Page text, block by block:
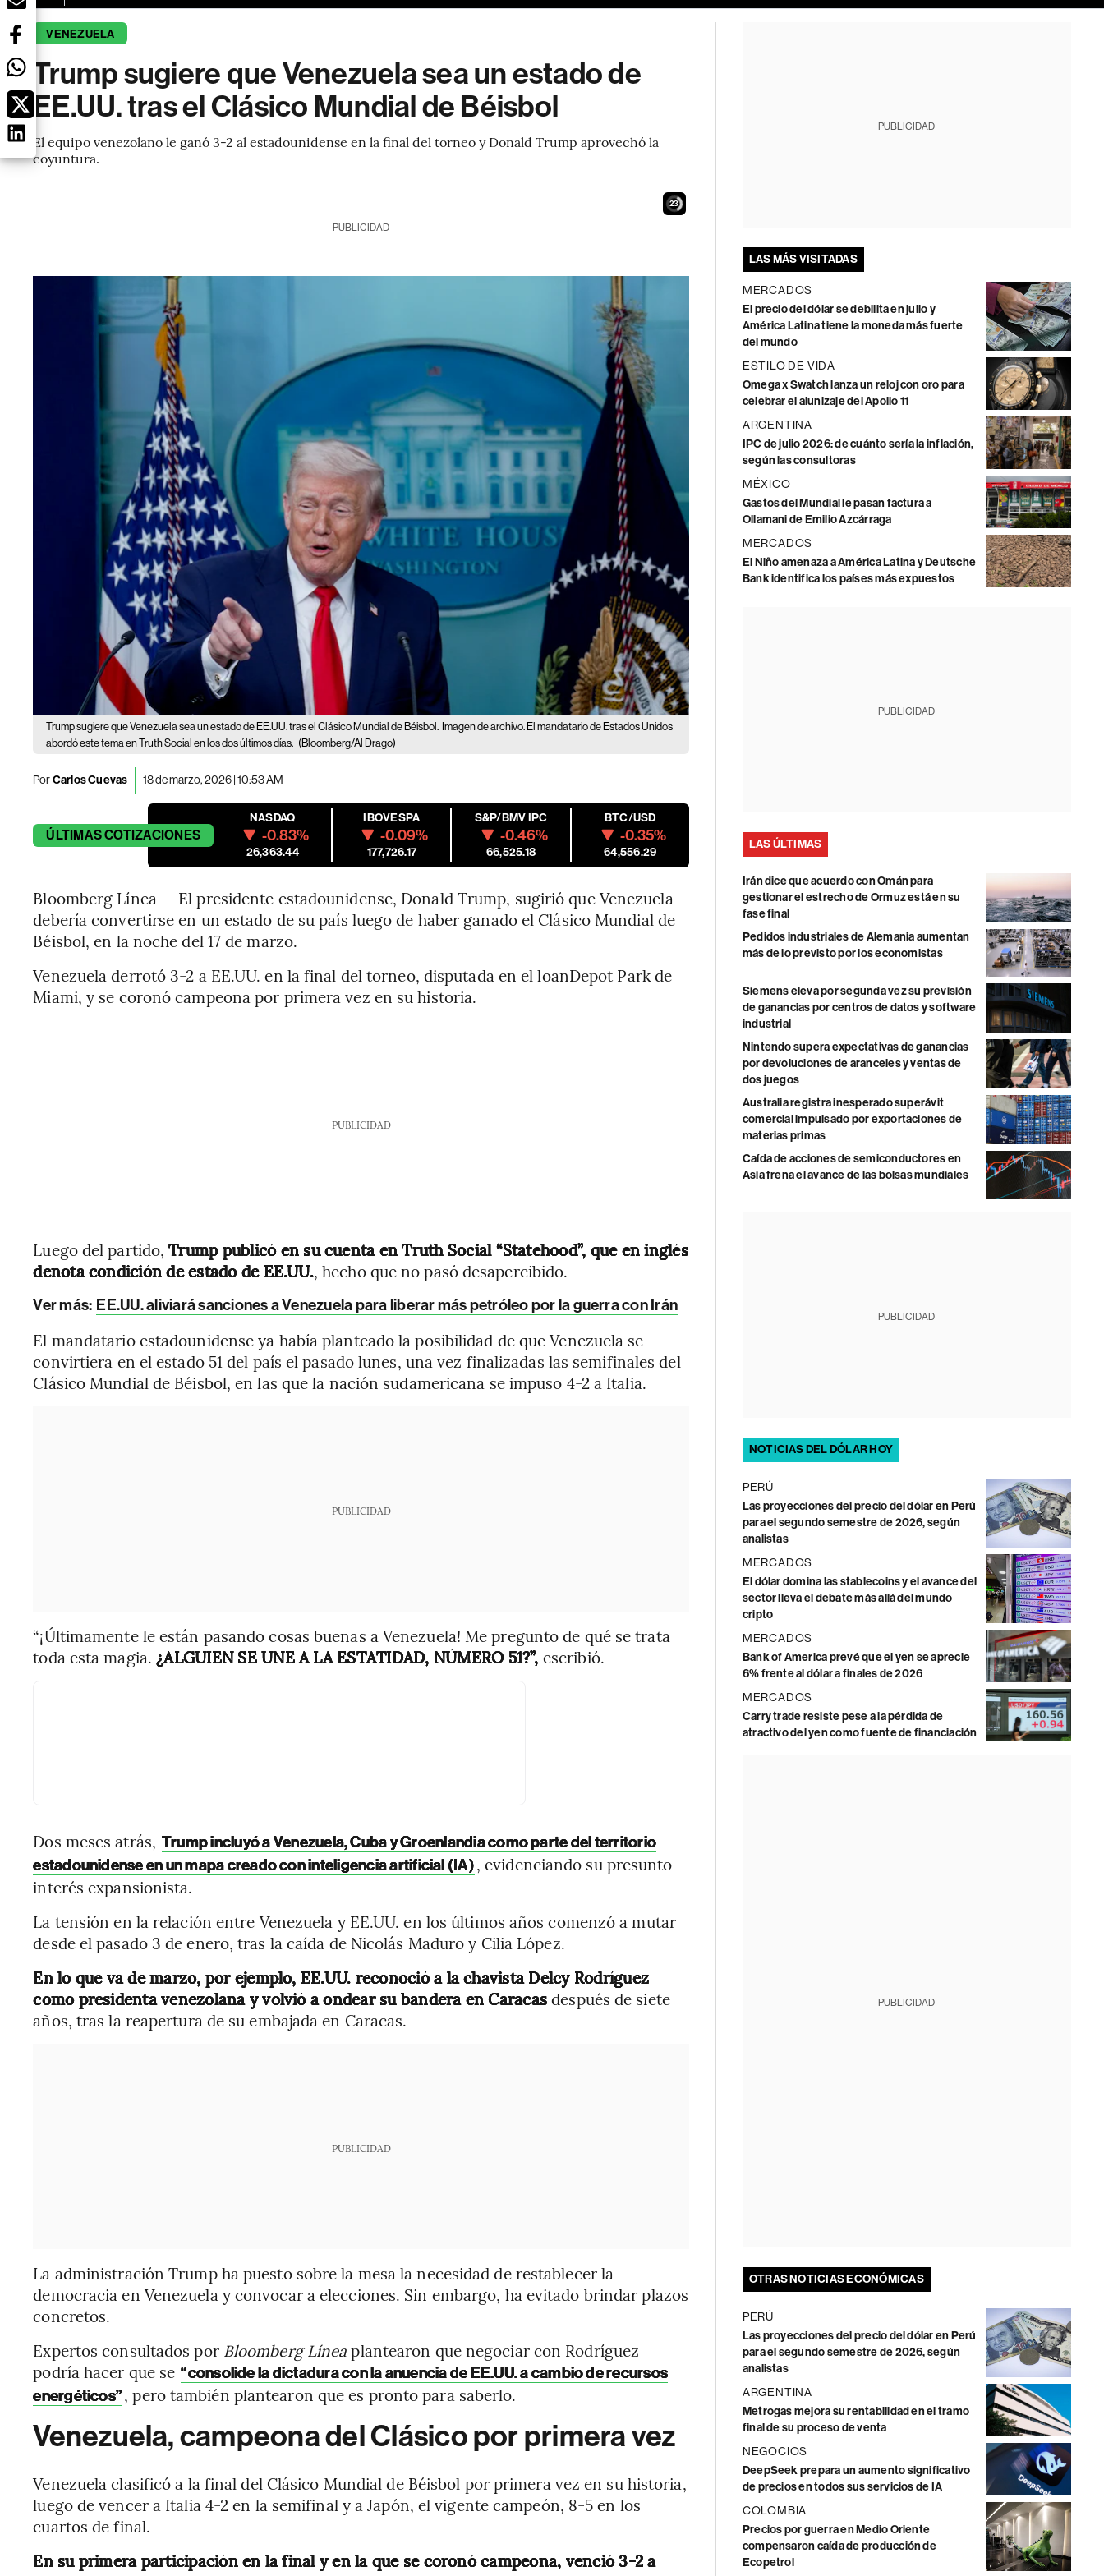
VENEZUELA
Trump sugiere que Venezuela sea un estado de
EE.UU. tras el Clásico Mundial de Béisbol
El equipo venezolano le ganó 3-2 al estadounidense en la final del torneo y Donald Trump aprovechó la
coyuntura.
22
PUBLICIDAD
Trump sugiere que Venezuela sea un estado de EE.UU. tras el Clásico Mundial de Béisbol. Imagen de archivo. El mandatario de Estados Unidos
abordó este tema en Truth Social en los dos últimos días. (Bloomberg/Al Drago)
PorCarlos Cuevas 18 de marzo, 2026 | 10:53 AM
ÚLTIMASCOTIZACIONES
NASDAQ
-0.83%
26,363.44
IBOVESPA
-0.09%
177,726.17
S&P/BMV IPC
-0.46%
66,525.18
BTC/USD
-0.35%
64,556.29
Bloomberg Línea — El presidente estadounidense, Donald Trump, sugirió que Venezuela
debería convertirse en un estado de su país luego de haber ganado el Clásico Mundial de
Béisbol, en la noche del 17 de marzo.
Venezuela derrotó 3-2 a EE.UU. en la final del torneo, disputada en el loanDepot Park de
Miami, y se coronó campeona por primera vez en su historia.
PUBLICIDAD
Luego del partido,Trump publicó en su cuenta en Truth Social “Statehood”, que en inglés
denota condición de estado de EE.UU., hecho que no pasó desapercibido.
Ver más: EE.UU. aliviará sanciones a Venezuela para liberar más petróleo por la guerra con Irán
El mandatario estadounidense ya había planteado la posibilidad de que Venezuela se
convirtiera en el estado 51 del país el pasado lunes, una vez finalizadas las semifinales del
Clásico Mundial de Béisbol, en las que la nación sudamericana se impuso 4-2 a Italia.
PUBLICIDAD
“¡Últimamente le están pasando cosas buenas a Venezuela! Me pregunto de qué se trata
toda esta magia. ¿ALGUIEN SE UNE A LA ESTATIDAD, NÚMERO 51?”, escribió.
Dos meses atrás, Trump incluyó a Venezuela, Cuba y Groenlandia como parte del territorio
estadounidense en un mapa creado con inteligencia artificial (IA), evidenciando su presunto
interés expansionista.
La tensión en la relación entre Venezuela y EE.UU. en los últimos años comenzó a mutar
desde el pasado 3 de enero, tras la caída de Nicolás Maduro y Cilia López.
En lo que va de marzo, por ejemplo, EE.UU. reconoció a la chavista Delcy Rodríguez
como presidenta venezolana y volvió a ondear su bandera en Caracasdespués de siete
años, tras la reapertura de su embajada en Caracas.
PUBLICIDAD
La administración Trump ha puesto sobre la mesa la necesidad de restablecer la
democracia en Venezuela y convocar a elecciones. Sin embargo, ha evitado brindar plazos
concretos.
Expertos consultados por Bloomberg Líneaplantearon que negociar con Rodríguez
podría hacer que se “consolide la dictadura con la anuencia de EE.UU. a cambio de recursos
energéticos”, pero también plantearon que es pronto para saberlo.
Venezuela, campeona del Clásico por primera vez
Venezuela clasificó a la final del Clásico Mundial de Béisbol por primera vez en su historia,
luego de vencer a Italia 4-2 en la semifinal y a Japón, el vigente campeón, 8-5 en los
cuartos de final.
En su primera participación en la final y en la que se coronó campeona, venció 3-2 a
PUBLICIDAD
LAS MÁS VISITADAS
MERCADOS
El precio del dólar se debilita en julio y
América Latina tiene la moneda más fuerte
del mundo
ESTILO DE VIDA
Omega x Swatch lanza un reloj con oro para
celebrar el alunizaje del Apollo 11
ARGENTINA
IPC de julio 2026: de cuánto sería la inflación,
según las consultoras
MÉXICO
Gastos del Mundial le pasan factura a
Ollamani de Emilio Azcárraga
MERCADOS
El Niño amenaza a América Latina y Deutsche
Bank identifica los países más expuestos
PUBLICIDAD
LAS ÚLTIMAS
Irán dice que acuerdo con Omán para
gestionar el estrecho de Ormuz está en su
fase final
Pedidos industriales de Alemania aumentan
más de lo previsto por los economistas
Siemens eleva por segunda vez su previsión
de ganancias por centros de datos y software
industrial
Nintendo supera expectativas de ganancias
por devoluciones de aranceles y ventas de
dos juegos
Australia registra inesperado superávit
comercial impulsado por exportaciones de
materias primas
Caída de acciones de semiconductores en
Asia frena el avance de las bolsas mundiales
PUBLICIDAD
NOTICIAS DEL DÓLAR HOY
PERÚ
Las proyecciones del precio del dólar en Perú
para el segundo semestre de 2026, según
analistas
MERCADOS
El dólar domina las stablecoins y el avance del
sector lleva el debate más allá del mundo
cripto
MERCADOS
Bank of America prevé que el yen se aprecie
6% frente al dólar a finales de 2026
MERCADOS
Carry trade resiste pese a la pérdida de
atractivo del yen como fuente de financiación
PUBLICIDAD
OTRAS NOTICIAS ECONÓMICAS
PERÚ
Las proyecciones del precio del dólar en Perú
para el segundo semestre de 2026, según
analistas
ARGENTINA
Metrogas mejora su rentabilidad en el tramo
final de su proceso de venta
NEGOCIOS
DeepSeek prepara un aumento significativo
de precios en todos sus servicios de IA
COLOMBIA
Precios por guerra en Medio Oriente
compensaron caída de producción de
Ecopetrol